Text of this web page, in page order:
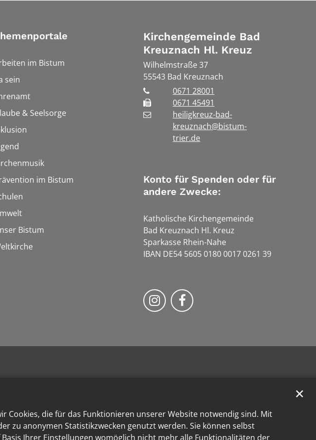
Cookies, die für das Funktionieren unserer Website notwendig sind. Mit
zu anonymen Statistikzwecken genutzt werden. Sie können selbst
Ihrer Einstellungen womöglich nicht mehr alle Funktionalitäten der
✕
im Bistum
sein
& Seelsorge
im Bistum
Bistum
Kirchengemeinde Bad
Kreuznach Hl. Kreuz
Wilhelmstraße 37
55543 Bad Kreuznach
0671 28001
0671 45491
heiligkreuz-bad-
kreuznach@bistum-
trier.de
Konto für Spenden oder für
andere Zwecke:
Katholische Kirchengemeinde
Bad Kreuznach Hl. Kreuz
Sparkasse Rhein-Nahe
IBAN DE54 5605 0180 0017 0261 39
Bistum Trier auf Instragram
Bistum Trier auf Facebook